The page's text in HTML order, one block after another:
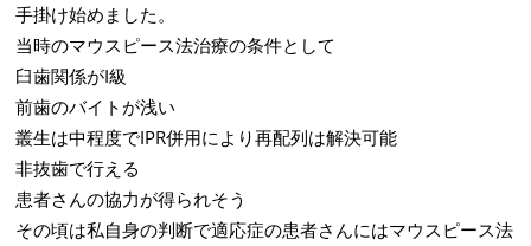
手掛け始めました。
当時のマウスピース法治療の条件として
臼歯関係がI級
前歯のバイトが浅い
叢生は中程度でIPR併用により再配列は解決可能
非抜歯で行える
患者さんの協力が得られそう
その頃は私自身の判断で適応症の患者さんにはマウスピース法